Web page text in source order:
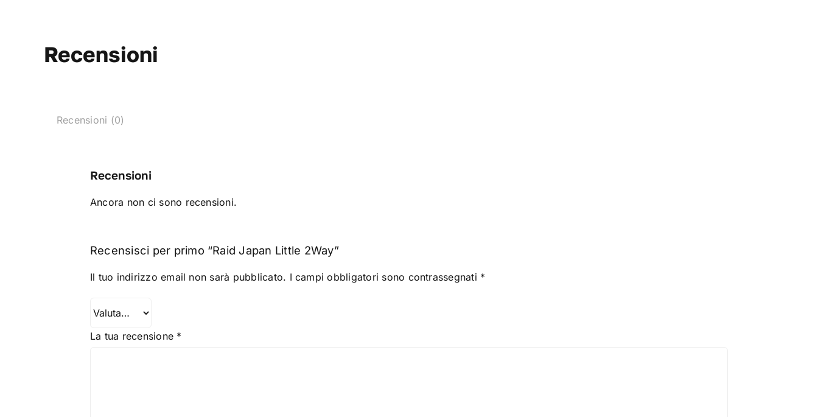
Recensioni
Recensioni (0)
Recensioni
Ancora non ci sono recensioni.
Recensisci per primo “Raid Japan Little 2Way”
Il tuo indirizzo email non sarà pubblicato. I campi obbligatori sono contrassegnati *
La tua recensione *